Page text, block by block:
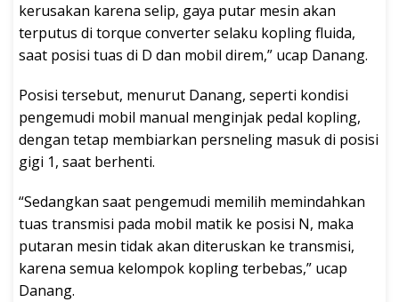
kerusakan karena selip, gaya putar mesin akan
terputus di torque converter selaku kopling fluida,
saat posisi tuas di D dan mobil direm,” ucap Danang.
Posisi tersebut, menurut Danang, seperti kondisi
pengemudi mobil manual menginjak pedal kopling,
dengan tetap membiarkan persneling masuk di posisi
gigi 1, saat berhenti.
“Sedangkan saat pengemudi memilih memindahkan
tuas transmisi pada mobil matik ke posisi N, maka
putaran mesin tidak akan diteruskan ke transmisi,
karena semua kelompok kopling terbebas,” ucap
Danang.